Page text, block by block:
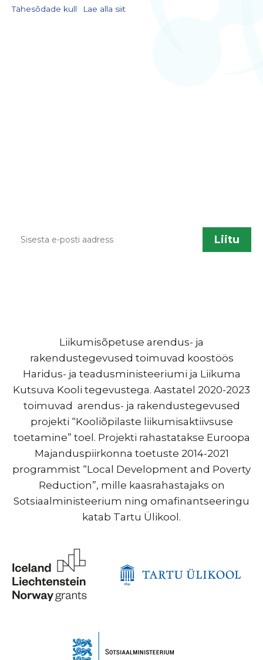
Tähesõdade kull Lae alla siit
Liikumisõpetuse arendus- ja
rakendustegevused toimuvad koostöös
Haridus- ja teadusministeeriumi ja Liikuma
Kutsuva Kooli tegevustega. Aastatel 2020-2023
toimuvad arendus- ja rakendustegevused
projekti “Kooliõpilaste liikumisaktiivsuse
toetamine” toel. Projekti rahastatakse Euroopa
Majanduspiirkonna toetuste 2014-2021
programmist “Local Development and Poverty
Reduction”, mille kaasrahastajaks on
Sotsiaalministeerium ning omafinantseeringu
katab Tartu Ülikool.